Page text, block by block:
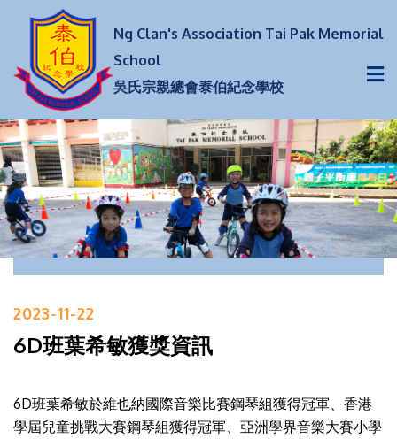
Ng Clan's Association Tai Pak Memorial
School
吳氏宗親總會泰伯紀念學校
2023-11-22
6D班葉希敏獲獎資訊
6D班葉希敏於維也納國際音樂比賽鋼琴組獲得冠軍、香港
學屆兒童挑戰大賽鋼琴組獲得冠軍、亞洲學界音樂大賽小學